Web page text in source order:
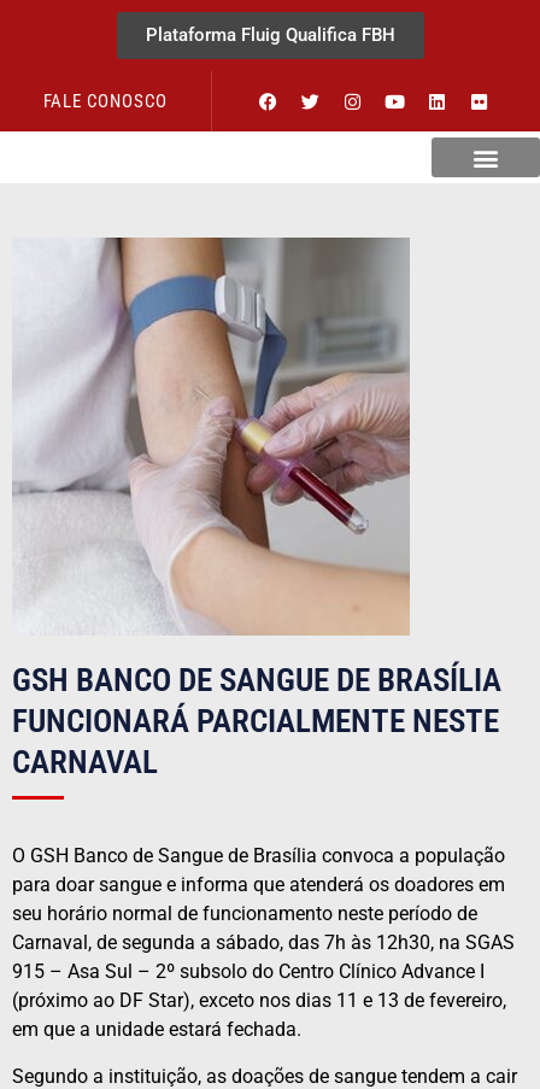
Plataforma Fluig Qualifica FBH
FALE CONOSCO
GSH BANCO DE SANGUE DE BRASÍLIA
FUNCIONARÁ PARCIALMENTE NESTE
CARNAVAL
O GSH Banco de Sangue de Brasília convoca a população
para doar sangue e informa que atenderá os doadores em
seu horário normal de funcionamento neste período de
Carnaval, de segunda a sábado, das 7h às 12h30, na SGAS
915 – Asa Sul – 2º subsolo do Centro Clínico Advance I
(próximo ao DF Star), exceto nos dias 11 e 13 de fevereiro,
em que a unidade estará fechada.
Segundo a instituição, as doações de sangue tendem a cair